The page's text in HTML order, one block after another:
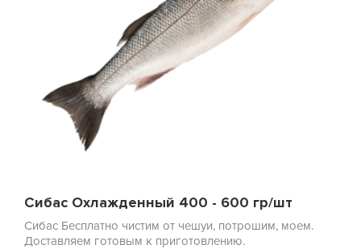
Сибас Охлажденный 400 - 600 гр/шт
Сибас Бесплатно чистим от чешуи, потрошим, моем.
Доставляем готовым к приготовлению.